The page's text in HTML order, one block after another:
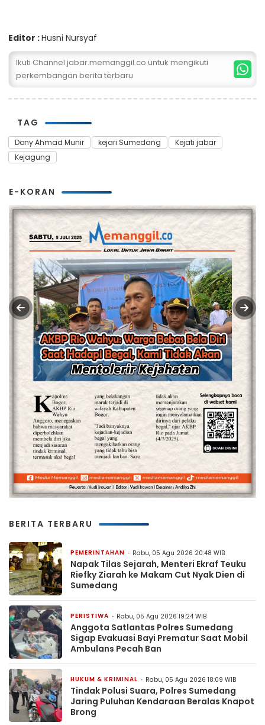
Editor :Husni Nursyaf
Ikuti Channel jabar.memanggil.co untuk mengikuti
perkembangan berita terbaru
TAG
Dony Ahmad Munir kejari Sumedang
Kejati jabar
Kejagung
E-KORAN
BERITA TERBARU
PEMERINTAHAN Rabu, 05 Agu 2026 20:48 WIB
Napak Tilas Sejarah, Menteri Ekraf Teuku
Riefky Ziarah ke Makam Cut Nyak Dien di
Sumedang
PERISTIWA Rabu, 05 Agu 2026 19:24 WIB
Anggota Satlantas Polres Sumedang
Sigap Evakuasi Bayi Prematur Saat Mobil
Ambulans Pecah Ban
HUKUM & KRIMINAL Rabu, 05 Agu 2026 18:09 WIB
Tindak Polusi Suara, Polres Sumedang
Jaring Puluhan Kendaraan Beralas Knapot
Brong